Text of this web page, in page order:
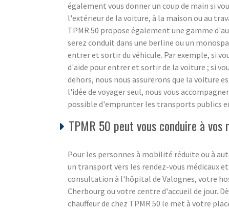
également vous donner un coup de main si
l'extérieur de la voiture, à la maison ou au
TPMR 50 propose également une gamme
serez conduit dans une berline ou un
entrer et sortir du véhicule. Par exemple, si
d'aide pour entrer et sortir de la voiture ; si
dehors, nous nous assurerons que la voiture
l'idée de voyager seul, nous vous
possible d'emprunter les transports publics
TPMR 50 peut vous conduire à
Pour les personnes à mobilité réduite ou à
un transport vers les rendez-vous médicaux
consultation à l'hôpital de Valognes, votre
Cherbourg ou votre centre d'accueil de jour.
chauffeur de chez TPMR 50 le met à votre